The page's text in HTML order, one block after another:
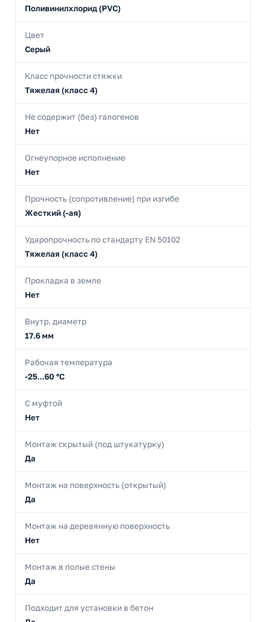
Поливинилхлорид (PVC)
Цвет
Серый
Класс прочности стяжки
Тяжелая (класс 4)
Не содержит (без) галогенов
Нет
Огнеупорное исполнение
Нет
Прочность (сопротивление) при изгибе
Жесткий (-ая)
Ударопрочность по стандарту EN 50102
Тяжелая (класс 4)
Прокладка в земле
Нет
Внутр. диаметр
17.6 мм
Рабочая температура
-25...60 °C
С муфтой
Нет
Монтаж скрытый (под штукатурку)
Да
Монтаж на поверхность (открытый)
Да
Монтаж на деревянную поверхность
Нет
Монтаж в полые стены
Да
Подходит для установки в бетон